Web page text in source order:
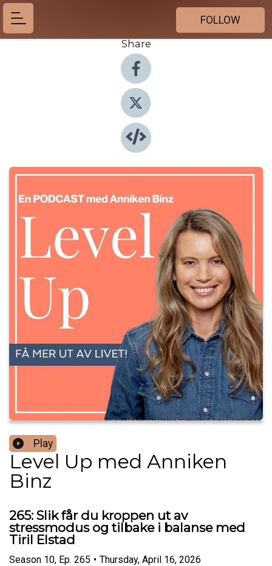
FOLLOW
Share
Play
Level Up med Anniken
Binz
265: Slik får du kroppen ut av
stressmodus og tilbake i balanse med
Tiril Elstad
Season 10, Ep. 265 • Thursday, April 16, 2026